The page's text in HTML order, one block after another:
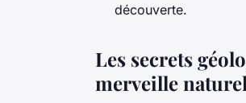
découverte.
Les secrets
merveille